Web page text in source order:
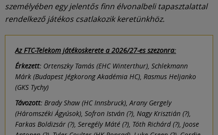
személyében egy jelentős finn élvonalbeli tapasztalattal
rendelkező játékos csatlakozik keretünkhöz.
Az FTC-Telekom játékoskerete a 2026/27-es szezonra:
Érkezett: Ortenszky Tamás (EHC Winterthur), Schlekmann
Márk (Budapest Jégkorong Akadémia HC), Rasmus Heljanko
(GKS Tychy)
Távozott: Brady Shaw (HC Innsbruck), Arany Gergely
(Háromszéki Ágyúsok), Sofron István (?), Nagy Krisztián (?),
Farkas Boldizsár (?), Seregély Máté (?), Tóth Richárd (?), Joose